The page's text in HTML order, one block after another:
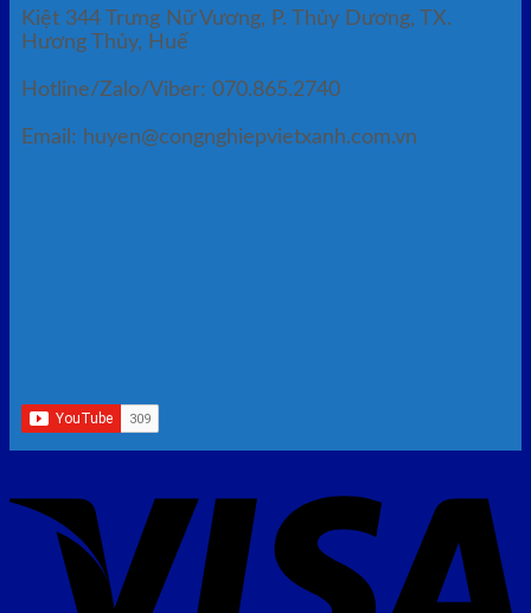
Kiệt 344 Trưng Nữ Vương, P. Thủy Dương, TX.
Hương Thủy, Huế
Hotline/Zalo/Viber: 070.865.2740
Email: huyen@congnghiepvietxanh.com.vn